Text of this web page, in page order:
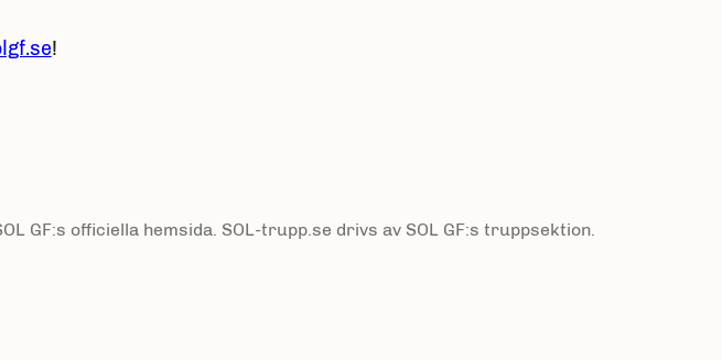
!
GF:s officiella hemsida. SOL-trupp.se drivs av SOL GF:s truppsektion.